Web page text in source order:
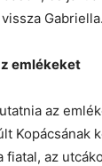
Gabriella.
emlékeket
az
Kopácsának
fiatal, az